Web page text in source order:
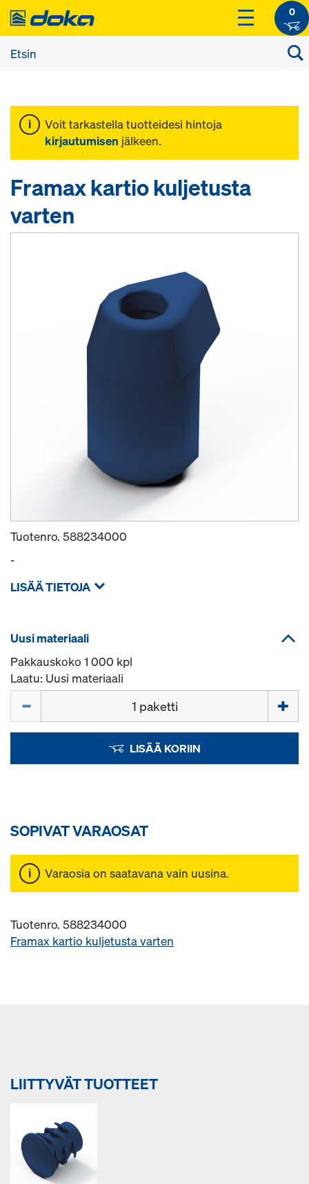
0
Voit tarkastella tuotteidesi hintoja
kirjautumisen jälkeen.
Framax kartio kuljetusta
varten
Tuotenro. 588234000
-
LISÄÄ TIETOJA
Uusi materiaali
Pakkauskoko 1 000 kpl
Laatu: Uusi materiaali
LISÄÄ KORIIN
SOPIVAT VARAOSAT
Varaosia on saatavana vain uusina.
Tuotenro. 588234000
Framax kartio kuljetusta varten
LIITTYVÄT TUOTTEET